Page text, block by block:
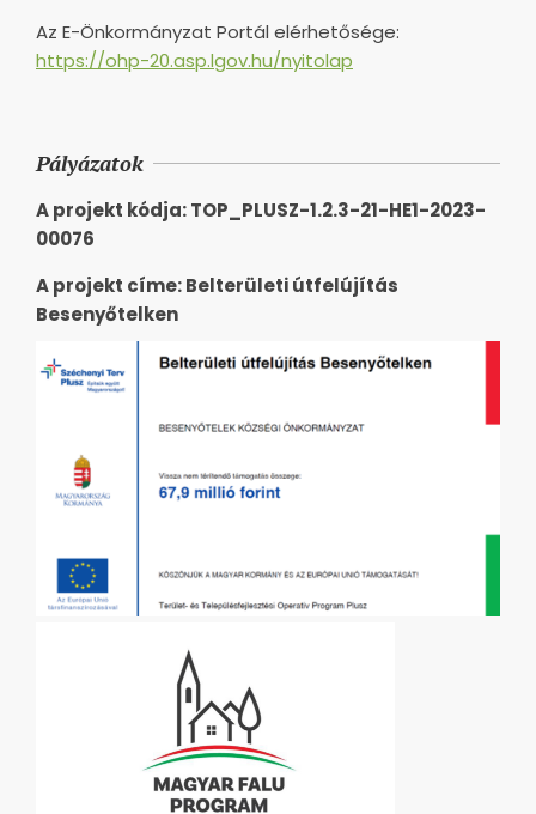
Az E-Önkormányzat Portál elérhetősége:
https://ohp-20.asp.lgov.hu/nyitolap
Pályázatok
A projekt kódja: TOP_PLUSZ-1.2.3-21-HE1-2023-
00076
A projekt címe: Belterületi útfelújítás
Besenyőtelken